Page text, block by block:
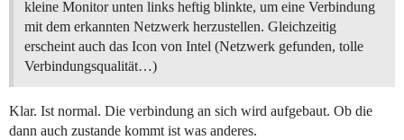
kleine Monitor unten links heftig blinkte, um eine Verbindung
mit dem erkannten Netzwerk herzustellen. Gleichzeitig
erscheint auch das Icon von Intel (Netzwerk gefunden, tolle
Verbindungsqualität…)
Klar. Ist normal. Die verbindung an sich wird aufgebaut. Ob die
dann auch zustande kommt ist was anderes.